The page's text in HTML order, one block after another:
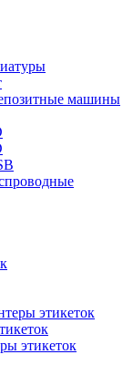
машины
этикеток
этикеток